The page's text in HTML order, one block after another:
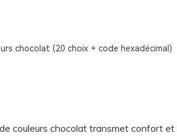
chocolat (20 choix + code hexadécimal)
couleurs chocolat transmet confort et